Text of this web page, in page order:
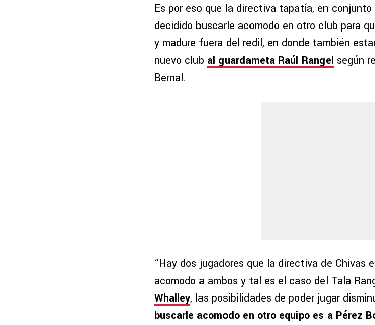
Es por eso que la directiva tapatía, en conjunto
decidido buscarle acomodo en otro club para
y madure fuera del redil, en donde también
nuevo club al guardameta Raúl Rangel según
Bernal.
“Hay dos jugadores que la directiva de Chivas
acomodo a ambos y tal es el caso del Tala
Whalley, las posibilidades de poder jugar
buscarle acomodo en otro equipo es a Pérez